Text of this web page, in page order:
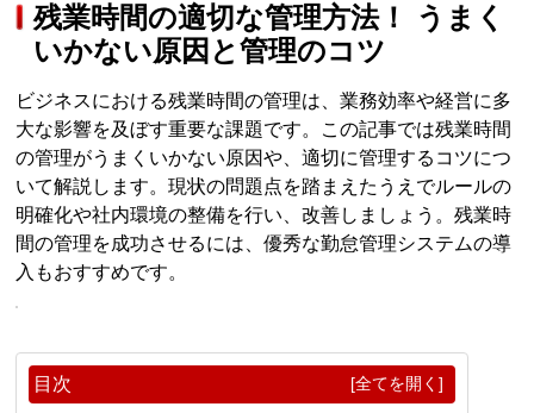
残業時間の適切な管理方法！ うまく
いかない原因と管理のコツ
ビジネスにおける残業時間の管理は、業務効率や経営に多
大な影響を及ぼす重要な課題です。この記事では残業時間
の管理がうまくいかない原因や、適切に管理するコツにつ
いて解説します。現状の問題点を踏まえたうえでルールの
明確化や社内環境の整備を行い、改善しましょう。残業時
間の管理を成功させるには、優秀な勤怠管理システムの導
入もおすすめです。
目次 [全てを開く]